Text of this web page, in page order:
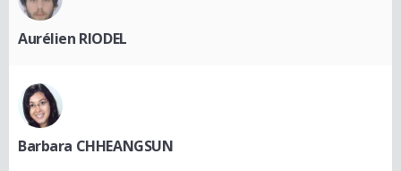
Aurélien RIODEL
Barbara CHHEANGSUN